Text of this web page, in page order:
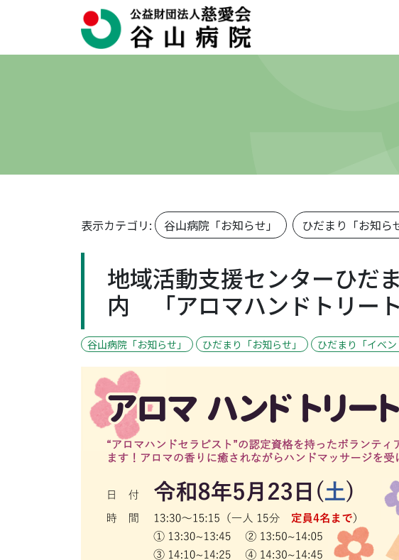
表示カテゴリ: 谷山病院「お知らせ」 ひだまり「お知ら
地域活動支援センターひ
内 「アロマハンドトリート
谷山病院「お知らせ」 ひだまり「お知らせ」 ひだまり「イベン